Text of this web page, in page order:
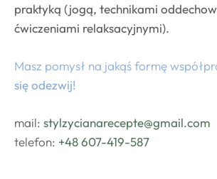
praktyką (jogą, technikami
ćwiczeniami relaksacyjnymi).
Masz pomysł na jakąś formę
się odezwij!
mail: stylzycianarecepte@gmail.com
telefon: +48 607-419-587